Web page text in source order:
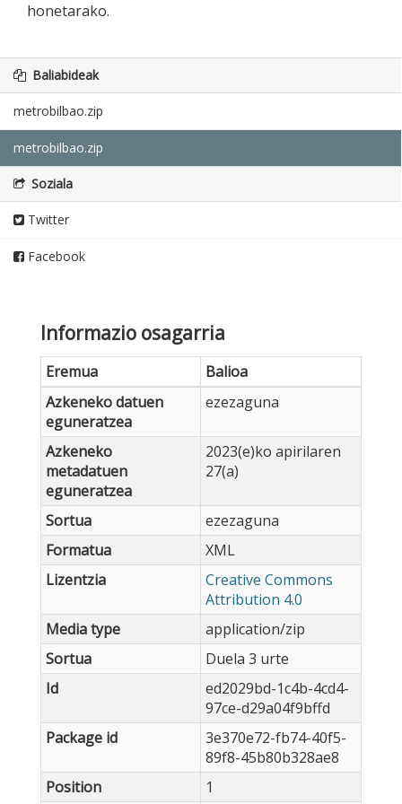
honetarako.
Baliabideak
metrobilbao.zip
metrobilbao.zip
Soziala
Twitter
Facebook
Informazio osagarria
Eremua
Balioa
Azkeneko datuen
eguneratzea
ezezaguna
Azkeneko
metadatuen
eguneratzea
2023(e)ko apirilaren
27(a)
Sortua
ezezaguna
Formatua
XML
Lizentzia
Creative Commons
Attribution 4.0
Media type
application/zip
Sortua
Duela 3 urte
Id
ed2029bd-1c4b-4cd4-
97ce-d29a04f9bffd
Package id
3e370e72-fb74-40f5-
89f8-45b80b328ae8
Position
1